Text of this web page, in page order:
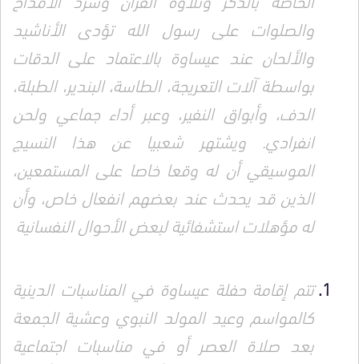
والصلوات على رسول الله تؤدى الأناشيد
والألحان عند عيساوة بالاعتماد على الدقات
بواسطة آلات التعريجة، الطاسة، البندير، الطبلة،
الدف، وأبواق النفير، وعبر أداء جماعي ولحن
انفرادي. ويشتهر شعبيا عن هذا النسيج
الموسيقي أن له وقعا خاصا على المستمعين،
الذين قد يحدث عند بعضهم انفعال خاص، وأن
له مؤهلات استشفائية لبعض الأحوال النفسانية
تتم إقامة حفلة عيساوة في المناسبات الدينية
كالمواسم وعيد المولد النبوي وعشية الجمعة
بعد صلاة العصر أو في مناسبات اجتماعية